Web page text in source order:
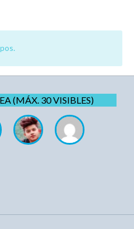
(MÁX. 30 VISIBLES)